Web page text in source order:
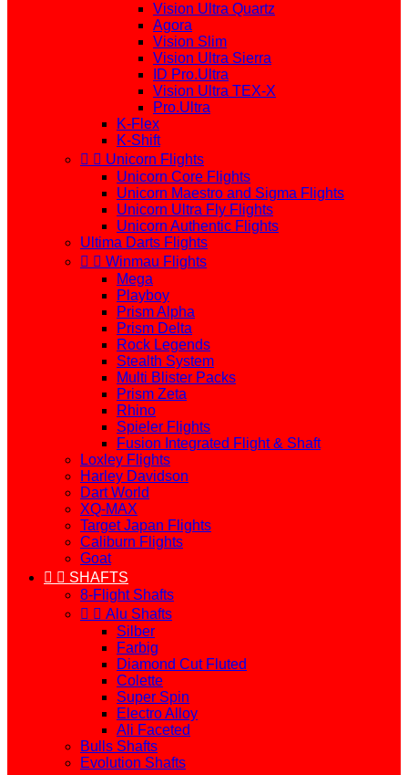
Vision Ultra Quartz
Agora
Vision Slim
Vision Ultra Sierra
ID Pro.Ultra
Vision Ultra TEX-X
Pro.Ultra
K-Flex
K-Shift
  Unicorn Flights
Unicorn Core Flights
Unicorn Maestro and Sigma Flights
Unicorn Ultra Fly Flights
Unicorn Authentic Flights
Ultima Darts Flights
  Winmau Flights
Mega
Playboy
Prism Alpha
Prism Delta
Rock Legends
Stealth System
Multi Blister Packs
Prism Zeta
Rhino
Spieler Flights
Fusion Integrated Flight & Shaft
Loxley Flights
Harley Davidson
Dart World
XQ-MAX
Target Japan Flights
Caliburn Flights
Goat
  SHAFTS
8-Flight Shafts
  Alu Shafts
Silber
Farbig
Diamond Cut Fluted
Colette
Super Spin
Electro Alloy
Ali Faceted
Bulls Shafts
Evolution Shafts